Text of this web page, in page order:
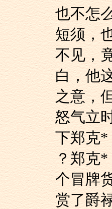
也不怎
短须，
不见，
白，他
之意，
怒气立
下郑克*
？郑克
个冒牌
赏了爵